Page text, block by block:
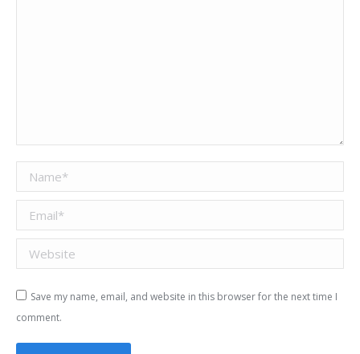
Name *
Email *
Website
Save my name, email, and website in this browser for the next time I
comment.